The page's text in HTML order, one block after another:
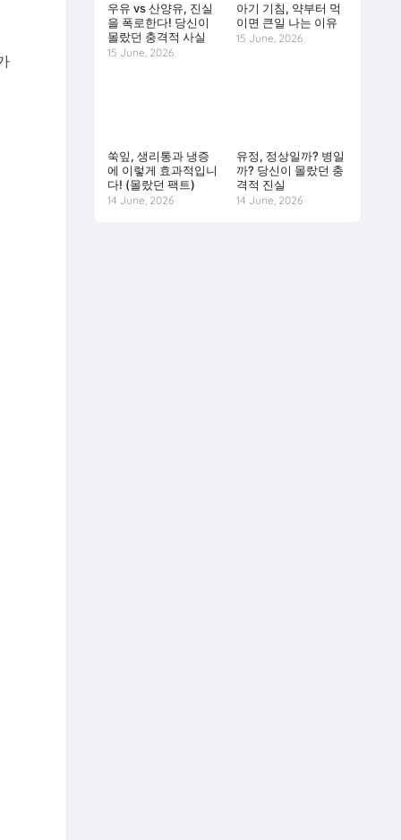
우유 vs 산양유, 진실
을 폭로한다! 당신이
몰랐던 충격적 사실
15 June, 2026
아기 기침, 약부터 먹
이면 큰일 나는 이유
15 June, 2026
쑥잎, 생리통과 냉증
에 이렇게 효과적입니
다! (몰랐던 팩트)
14 June, 2026
유정, 정상일까? 병일
까? 당신이 몰랐던 충
격적 진실
14 June, 2026